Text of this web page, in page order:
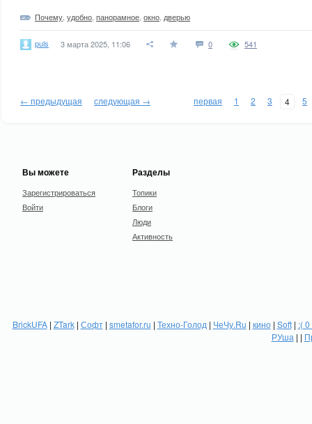
Почему удобно панорамное окно дверью
puls 3 марта 2025, 11:06 0 541
← предыдущая следующая → первая 1 2 3 4 5
Вы можете
Зарегистрироваться
Войти
Разделы
Топики
Блоги
Люди
Активность
BrickUFA| ZTark| Софт| smetafor.ru | Техно-Голод | ЧеЧу.Ru | кино| Soft| :(
РУша | |